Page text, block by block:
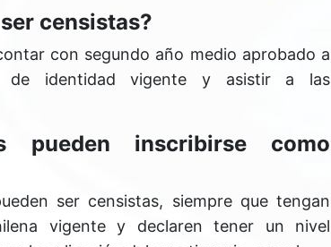
censistas?
con segundo año medio aprobado a
de identidad vigente y asistir a las
pueden inscribirse como
ser censistas, siempre que tengan
vigente y declaren tener un nivel